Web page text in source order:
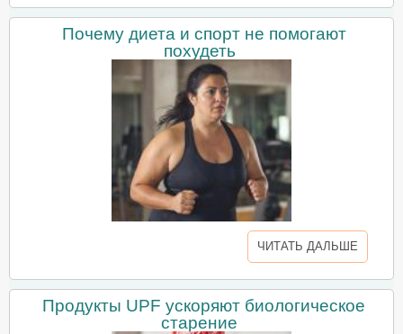
Почему диета и спорт не помогают
похудеть
ЧИТАТЬ ДАЛЬШЕ
Продукты UPF ускоряют биологическое
старение